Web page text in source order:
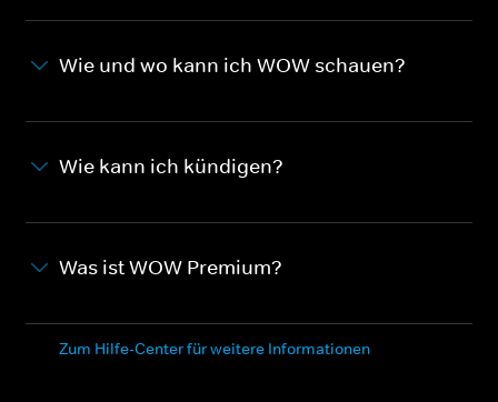
Wie und wo kann ich WOW schauen?
Wie kann ich kündigen?
Was ist WOW Premium?
Zum Hilfe-Center für weitere Informationen